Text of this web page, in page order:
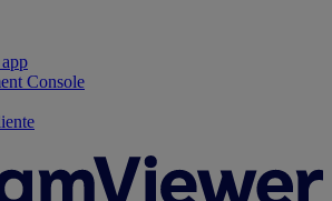
Console